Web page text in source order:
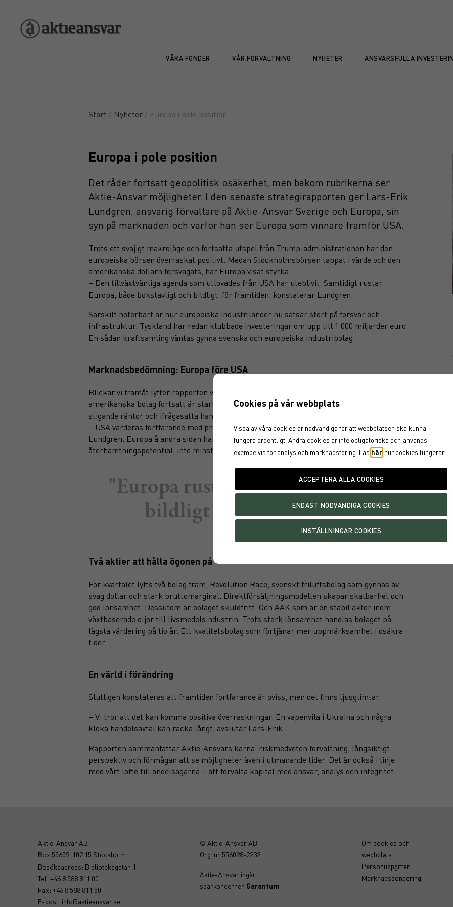
VÅRA FONDER VÅR FÖRVALTNING NYHETER ANSVARSFULLA
Start / Nyheter / Europa i pole position
Europa i pole position
Det råder fortsatt geopolitisk osäkerhet, men bakom rubrikerna ser
Aktie-Ansvar möjligheter. I den senaste strategirapporten ger Lars-Erik
Lundgren, ansvarig förvaltare på Aktie-Ansvar Sverige och Europa, sin
syn på marknaden och varför han ser Europa som vinnare framför USA.
Trots ett svajigt makroläge och fortsatta utspel från Trump-administrationen har den
europeiska börsen överraskat positivt. Medan Stockholmsbörsen tappat i värde och den
amerikanska dollarn försvagats, har Europa visat styrka.
– Den tillväxtvänliga agenda som utlovades från USA har uteblivit. Samtidigt rustar
Europa, både bokstavligt och bildligt, för framtiden, konstaterar Lundgren.
Särskilt noterbart är hur europeiska industriländer nu satsar stort på försvar och
infrastruktur. Tyskland har redan klubbade investeringar om upp till 1 000 miljarder euro.
En sådan kraftsamling väntas gynna svenska och europeiska industribolag.
Marknadsbedömning: Europa före USA
Blickar vi framåt lyfter rapporten vikten av att inte stirra sig blind på USA. Även om
amerikanska bolag fortsatt är starka, dras de med en allt mer oförutsägbar inrikespolitik,
stigande räntor och ifrågasatta handelsrelationer.
– USA värderas fortfarande med premie, men politisk osäkerhet har ett pris, menar
Lundgren. Europa å andra sidan har låg utgångspunkt, rimliga värderingar och konkret
återhämtningspotential, inte minst inom industrin, fortsätter Lars-Erik.
"Europa rustar – bokstavligt och
bildligt – för framtiden"
Två aktier att hålla ögonen på
För kvartalet lyfts två bolag fram, Revolution Race, svenskt friluftsbolag som gynnas av
svag dollar och stark bruttomarginal. Direktförsäljningsmodellen skapar skalbarhet och
god lönsamhet. Dessutom är bolaget skuldfritt. Och AAK som är en stabil aktör inom
växtbaserade oljor till livsmedelsindustrin. Trots stark lönsamhet handlas bolaget på
lägsta värdering på tio år. Ett kvalitetsbolag som förtjänar mer uppmärksamhet i osäkra
tider.
En värld i förändring
Slutligen konstateras att framtiden fortfarande är oviss, men det finns ljusglimtar.
– Vi tror att det kan komma positiva överraskningar. En vapenvila i Ukraina och några
kloka handelsavtal kan räcka långt, avslutar Lars-Erik.
Rapporten sammanfattar Aktie-Ansvars kärna: riskmedveten förvaltning, långsiktigt
perspektiv och förmågan att se möjligheter även i utmanande tider. Det är också i linje
med vårt löfte till andelsägarna – att förvalta kapital med ansvar, analys och integritet.
Aktie-Ansvar AB
Box 55659, 102 15 Stockholm
Besöksadress: Biblioteksgatan 1
Tel: +46 8 588 811 00
Fax: +46 8 588 811 50
E-post: info@aktieansvar.se
© Aktie-Ansvar AB
Org. nr 556098-2232
Aktie-Ansvar ingår i
sparkoncernen Garantum
Om cookies och
webbplats
Personuppgifter
Marknadssondering
Cookies på vår webbplats
Vissa av våra cookies är nödvändiga för att webbplatsen ska kunna
fungera ordentligt. Andra cookies är inte obligatoriska och används
exempelvis för analys och marknadsföring. Läs här hur cookies fungerar.